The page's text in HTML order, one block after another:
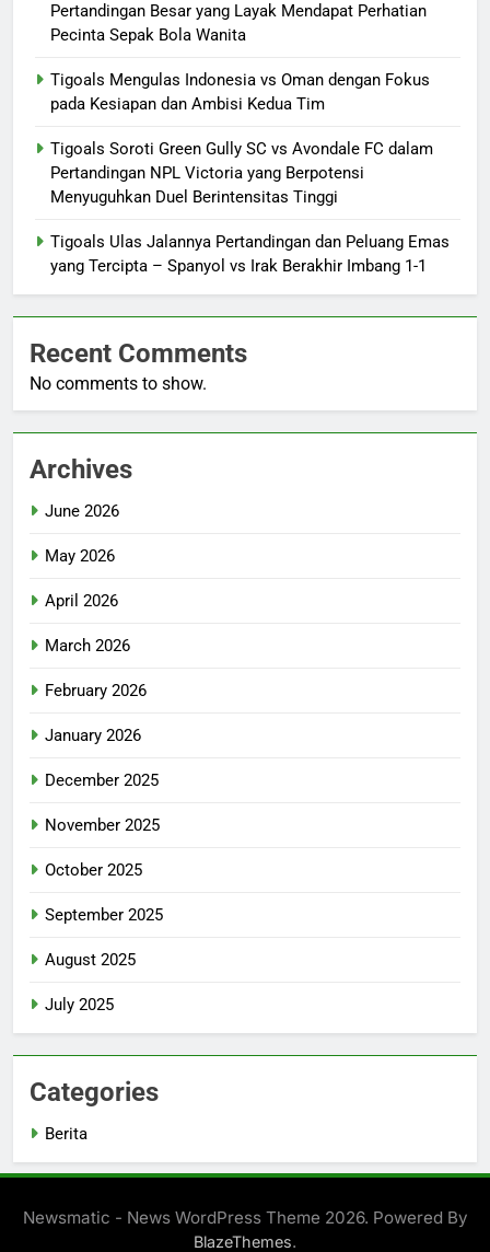
Pertandingan Besar yang Layak Mendapat Perhatian
Pecinta Sepak Bola Wanita
Tigoals Mengulas Indonesia vs Oman dengan Fokus
pada Kesiapan dan Ambisi Kedua Tim
Tigoals Soroti Green Gully SC vs Avondale FC dalam
Pertandingan NPL Victoria yang Berpotensi
Menyuguhkan Duel Berintensitas Tinggi
Tigoals Ulas Jalannya Pertandingan dan Peluang Emas
yang Tercipta – Spanyol vs Irak Berakhir Imbang 1-1
Recent Comments
No comments to show.
Archives
June 2026
May 2026
April 2026
March 2026
February 2026
January 2026
December 2025
November 2025
October 2025
September 2025
August 2025
July 2025
Categories
Berita
Newsmatic - News WordPress Theme 2026. Powered By
BlazeThemes.